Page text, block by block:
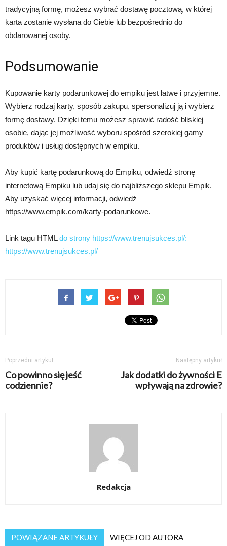
tradycyjną formę, możesz wybrać dostawę pocztową, w której
karta zostanie wysłana do Ciebie lub bezpośrednio do
obdarowanej osoby.
Podsumowanie
Kupowanie karty podarunkowej do empiku jest łatwe i przyjemne.
Wybierz rodzaj karty, sposób zakupu, spersonalizuj ją i wybierz
formę dostawy. Dzięki temu możesz sprawić radość bliskiej
osobie, dając jej możliwość wyboru spośród szerokiej gamy
produktów i usług dostępnych w empiku.
Aby kupić kartę podarunkową do Empiku, odwiedź stronę
internetową Empiku lub udaj się do najbliższego sklepu Empik.
Aby uzyskać więcej informacji, odwiedź
https://www.empik.com/karty-podarunkowe.
Link tagu HTMLdo strony https://www.trenujsukces.pl/:
https://www.trenujsukces.pl/
Poprzedni artykuł
Co powinno się jeść
codziennie?
Następny artykuł
Jak dodatki do żywności E
wpływają na zdrowie?
Redakcja
POWIĄZANE ARTYKUŁY WIĘCEJ OD AUTORA